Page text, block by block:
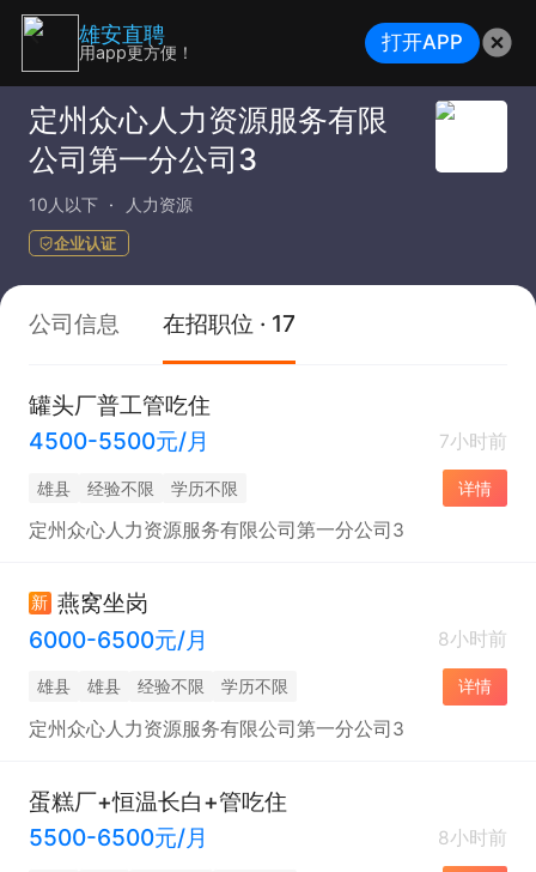
定州众心人力资源服务有限
公司第一分公司3
10人以下 人力资源
企业认证
公司信息 在招职位 · 17
罐头厂普工管吃住
4500-5500元/月
7小时前
雄县 经验不限 学历不限 详情
定州众心人力资源服务有限公司第一分公司3
新 燕窝坐岗
6000-6500元/月
8小时前
雄县 雄县 经验不限 学历不限 详情
定州众心人力资源服务有限公司第一分公司3
蛋糕厂+恒温长白+管吃住
5500-6500元/月
8小时前
雄安直聘
用app更方便！ 打开APP